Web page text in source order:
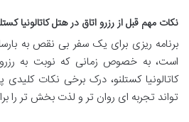
نکات مهم قبل از رزرو اتاق در هتل کاتالونیا
برنامه ریزی برای یک سفر بی نقص به
است، به خصوص زمانی که نوبت به
کاتالونیا کستلنو، درک برخی نکات
تواند تجربه ای روان تر و لذت بخش تر را